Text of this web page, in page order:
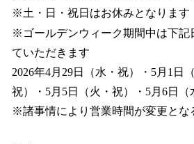
※土・日・祝日はお休みとなります
※ゴールデンウィーク期間中は下記
ていただきます
2026年4月29日（水・祝）・5月1日
祝）・5月5日（火・祝）・5月6日（
※諸事情により営業時間が変更とな